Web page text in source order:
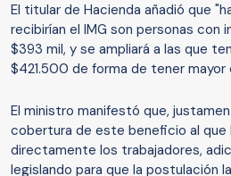
El titular de Hacienda añadió que
recibirían el IMG son personas con
$393 mil, y se ampliará a las que
$421.500 de forma de tener mayor
El ministro manifestó que,
cobertura de este beneficio al que
directamente los trabajadores,
legislando para que la postulación